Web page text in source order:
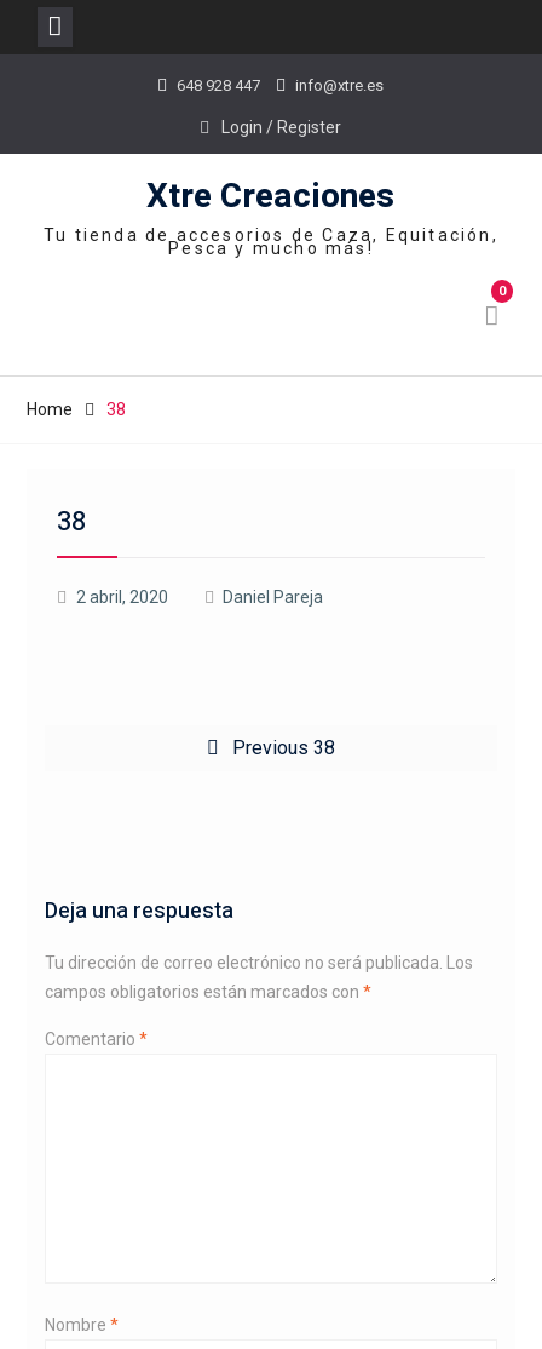
648 928 447 info@xtre.es
Login / Register
Xtre Creaciones
Tu tienda de accesorios de Caza, Equitación,
Pesca y mucho más!
0
Home 38
38
2 abril, 2020 Daniel Pareja
Previous Previous
38
Deja una respuesta
Tu dirección de correo electrónico no será publicada.
Los
campos obligatorios están marcados con *
Comentario *
Nombre *